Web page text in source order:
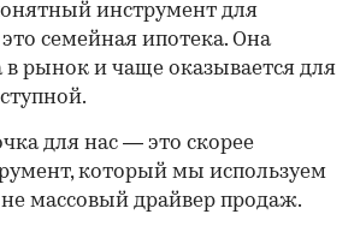
инструмент для
семейная ипотека. Она
в рынок и чаще оказывается для
для нас — это скорее
который мы используем
массовый драйвер продаж.